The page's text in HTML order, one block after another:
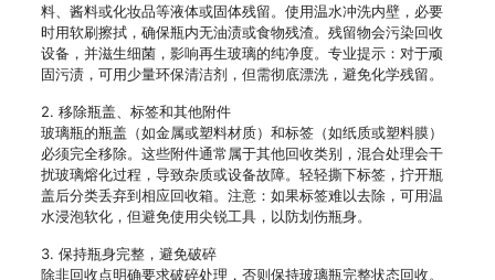
料、酱料或化妆品等液体或固体残留。使用温水冲洗内壁，必要
时用软刷擦拭，确保瓶内无油渍或食物残渣。残留物会污染回收
设备，并滋生细菌，影响再生玻璃的纯净度。专业提示：对于顽
固污渍，可用少量环保清洁剂，但需彻底漂洗，避免化学残留。
2. 移除瓶盖、标签和其他附件
玻璃瓶的瓶盖（如金属或塑料材质）和标签（如纸质或塑料膜）
必须完全移除。这些附件通常属于其他回收类别，混合处理会干
扰玻璃熔化过程，导致杂质或设备故障。轻轻撕下标签，拧开瓶
盖后分类丢弃到相应回收箱。注意：如果标签难以去除，可用温
水浸泡软化，但避免使用尖锐工具，以防划伤瓶身。
3. 保持瓶身完整，避免破碎
除非回收点明确要求破碎处理，否则保持玻璃瓶完整状态回收。